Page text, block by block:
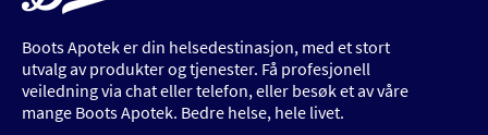
Boots Apotek er din helsedestinasjon, med et stort
utvalg av produkter og tjenester. Få profesjonell
veiledning via chat eller telefon, eller besøk et av våre
mange Boots Apotek. Bedre helse, hele livet.